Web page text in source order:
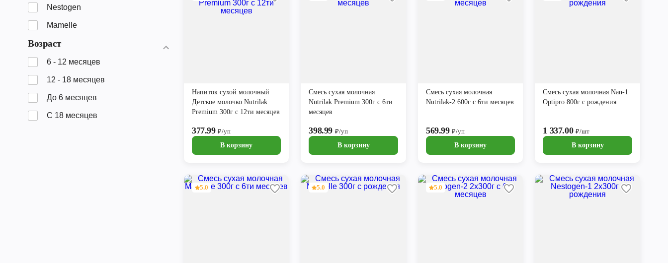
Nestogen
Mamelle
Возраст
6 - 12 месяцев
12 - 18 месяцев
До 6 месяцев
С 18 месяцев
Напиток сухой молочный
Детское молочко Nutrilak
Premium 300г с 12ти месяцев
377.99₽/уп
В корзину
Смесь сухая молочная
Nutrilak Premium 300г с 6ти
месяцев
398.99 ₽/уп
В корзину
Смесь сухая молочная
Nutrilak-2 600г с 6ти месяцев
569.99₽/уп
В корзину
Смесь сухая молочная Nan-1
Optipro 800г с рождения
1 337.00 ₽/шт
В корзину
5.0 5.0 5.0